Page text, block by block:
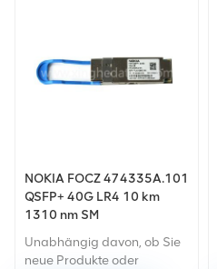
NOKIA FOCZ 474335A.101
QSFP+ 40G LR4 10 km
1310 nm SM
Transceiver
Unabhängig davon, ob Sie
neue Produkte oder